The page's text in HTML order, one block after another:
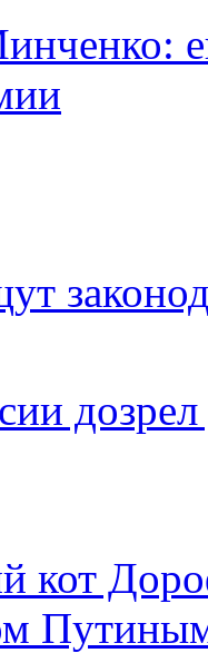
кот